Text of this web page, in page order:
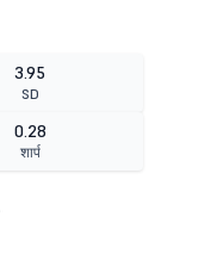
3.95
SD
0.28
शार्प